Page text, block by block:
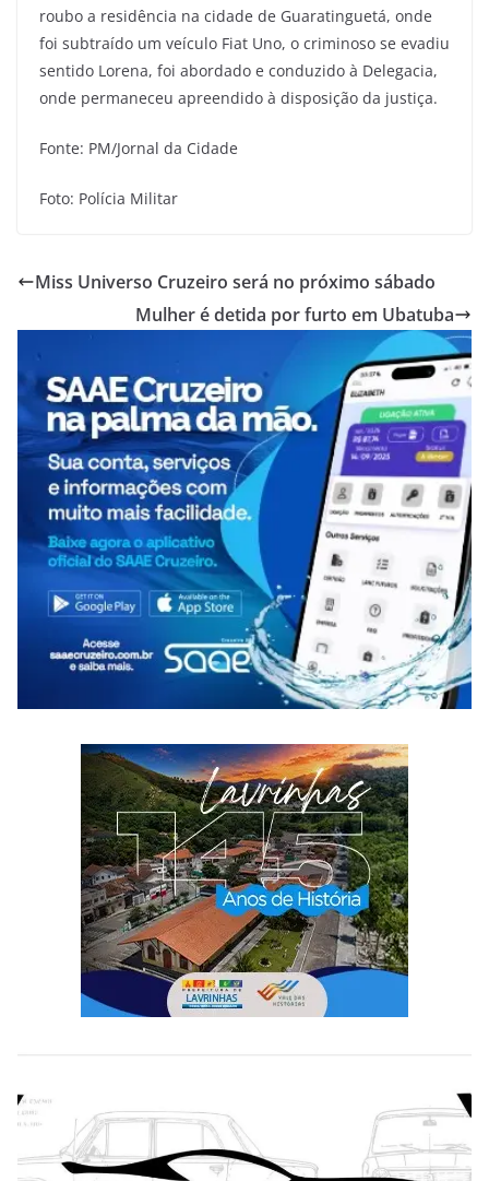
roubo a residência na cidade de Guaratinguetá, onde
foi subtraído um veículo Fiat Uno, o criminoso se evadiu
sentido Lorena, foi abordado e conduzido à Delegacia,
onde permaneceu apreendido à disposição da justiça.
Fonte: PM/Jornal da Cidade
Foto: Polícia Militar
Miss Universo Cruzeiro será no próximo sábado
Mulher é detida por furto em Ubatuba